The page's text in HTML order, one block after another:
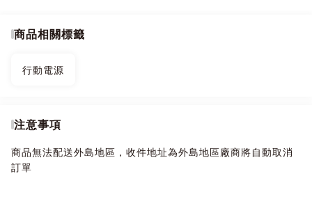
商品相關標籤
行動電源
注意事項
商品無法配送外島地區，收件地址為外島地區廠商將自動取消
訂單